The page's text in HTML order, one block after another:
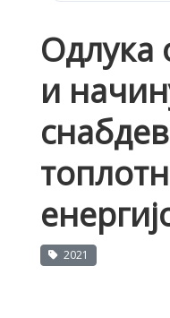
Одлука
и
2021